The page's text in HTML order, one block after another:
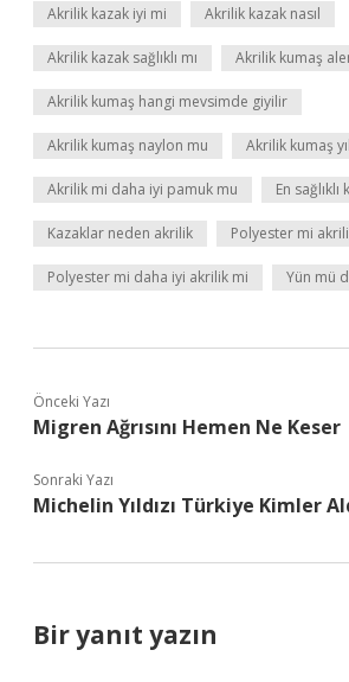
Akrilik kazak iyi mi Akrilik kazak nasıl
Akrilik kazak sağlıklı mı Akrilik kumaş
Akrilik kumaş hangi mevsimde giyilir
Akrilik kumaş naylon mu Akrilik kumaş
Akrilik mi daha iyi pamuk mu En
Kazaklar neden akrilik Polyester mi
Polyester mi daha iyi akrilik mi Yün mü
Önceki Yazı
Migren Ağrısını Hemen Ne Keser
Sonraki Yazı
Michelin Yıldızı Türkiye Kimler
Bir yanıt yazın